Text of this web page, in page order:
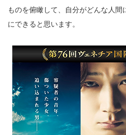
ものを俯瞰して、自分がどんな人
にできると思います。